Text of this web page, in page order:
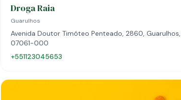
Droga Raia
Guarulhos
Avenida Doutor Timóteo Penteado, 2860, Guarulhos,
07061-000
+551123045653